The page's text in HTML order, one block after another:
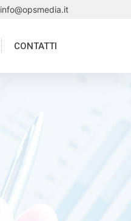
info@opsmedia.it
CONTATTI